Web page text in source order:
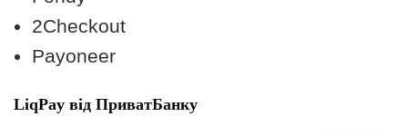
2Checkout
Payoneer
LiqPay від ПриватБанку